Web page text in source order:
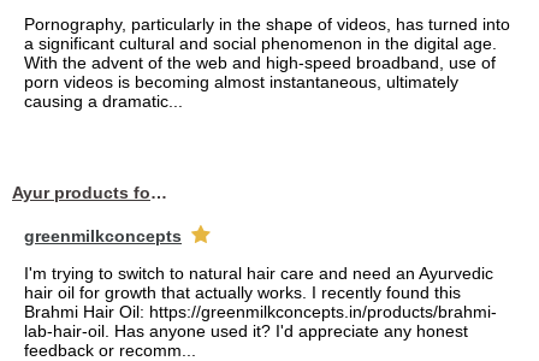
Pornography, particularly in the shape of videos, has turned into
a significant cultural and social phenomenon in the digital age.
With the advent of the web and high-speed broadband, use of
porn videos is becoming almost instantaneous, ultimately
causing a dramatic...
Ayur products for hair
greenmilkconcepts
I'm trying to switch to natural hair care and need an Ayurvedic
hair oil for growth that actually works. I recently found this
Brahmi Hair Oil: https://greenmilkconcepts.in/products/brahmi-
lab-hair-oil. Has anyone used it? I'd appreciate any honest
feedback or recomm...